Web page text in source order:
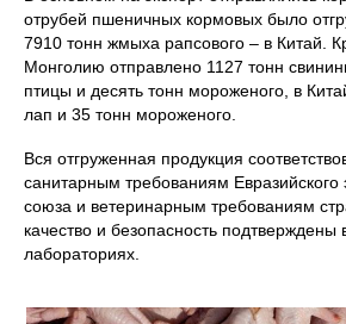
отрубей пшеничных кормовых было
7910 тонн жмыха рапсового – в Китай.
Монголию отправлено 1127 тонн
птицы и десять тонн мороженого, в
лап и 35 тонн мороженого.
Вся отгруженная продукция
санитарным требованиям Евразийского
союза и ветеринарным требованиям
качество и безопасность подтверждены
лабораториях.